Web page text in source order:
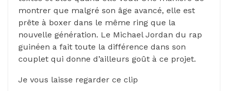
montrer que malgré son âge avancé, elle est
prête à boxer dans le même ring que la
nouvelle génération. Le Michael Jordan du rap
guinéen a fait toute la différence dans son
couplet qui donne d’ailleurs goût à ce projet.
Je vous laisse regarder ce clip